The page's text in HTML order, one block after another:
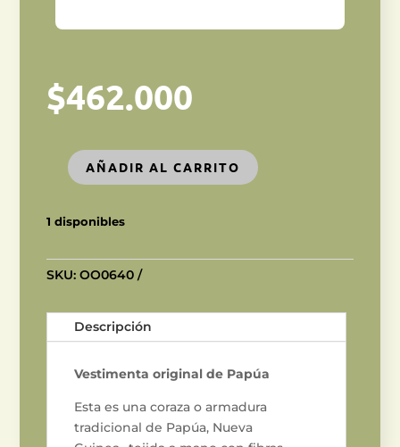
$462.000
VESTIMENTA
cantidad
AÑADIR AL CARRITO
1 disponibles
SKU:OO0640
Descripción
Vestimenta original de Papúa
Esta es una coraza o armadura
tradicional de Papúa, Nueva